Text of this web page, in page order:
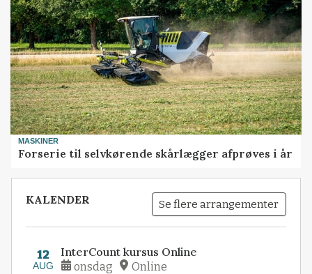
MASKINER
Forserie til selvkørende skårlægger afprøves i år
KALENDER Se flere arrangementer
12
AUG
InterCount kursus Online
onsdag Online